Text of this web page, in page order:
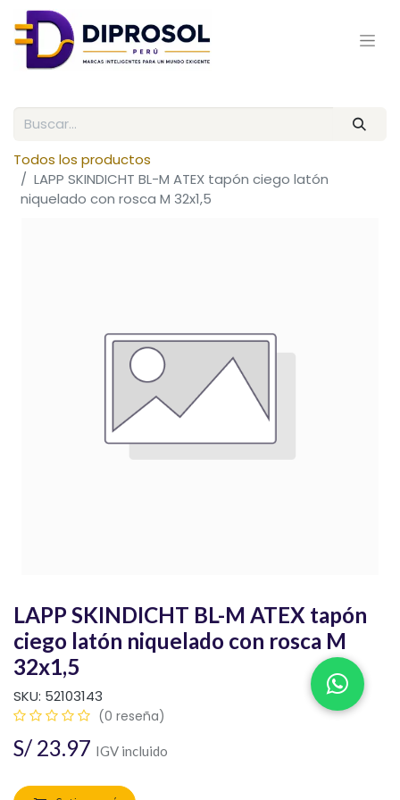
Todos los productos
LAPP SKINDICHT BL-M ATEX tapón ciego latón
niquelado con rosca M 32x1,5
LAPP SKINDICHT BL-M ATEX tapón
ciego latón niquelado con rosca M
32x1,5
SKU: 52103143
(0 reseña)
S/ 23.97 IGV incluido